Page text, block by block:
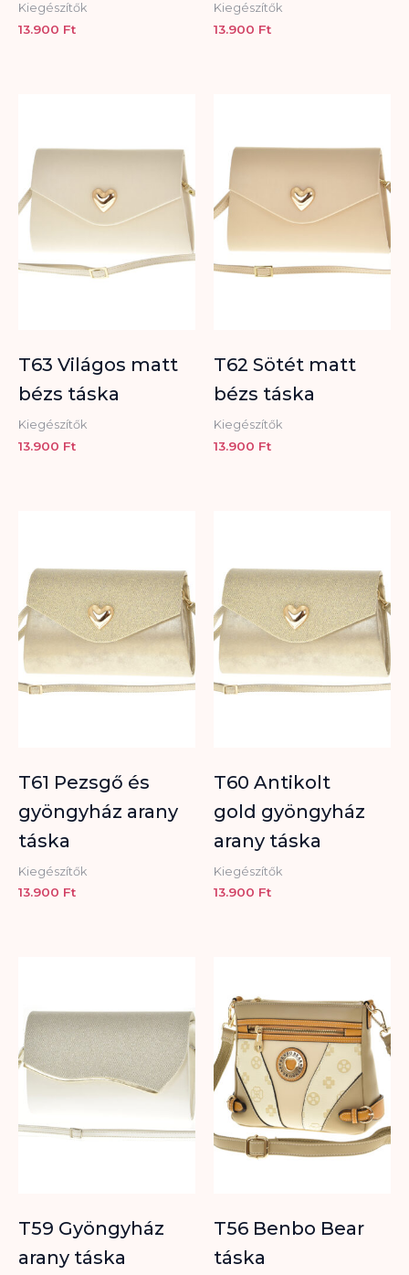
Kiegészítők
13.900 Ft
Kiegészítők
13.900 Ft
T63 Világos matt
bézs táska
Kiegészítők
13.900 Ft
T62 Sötét matt
bézs táska
Kiegészítők
13.900 Ft
T61 Pezsgő és
gyöngyház arany
táska
Kiegészítők
13.900 Ft
T60 Antikolt
gold gyöngyház
arany táska
Kiegészítők
13.900 Ft
T59 Gyöngyház
arany táska
T56 Benbo Bear
táska